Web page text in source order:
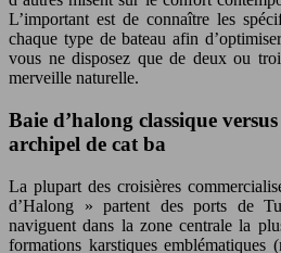
L’important est de connaître les
chaque type de bateau afin
vous ne disposez que de deux ou
merveille naturelle.
Baie d’halong classique
archipel de cat ba
La plupart des croisières
d’Halong » partent des ports de
naviguent dans la zone centrale la
formations karstiques emblématiques